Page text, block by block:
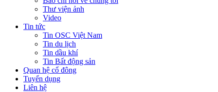
Thư viện ảnh
Video
Tin tức
Tin OSC Việt Nam
Tin du lịch
Tin dầu khí
Tin Bất động sản
Quan hệ cổ đông
Tuyển dụng
Liên hệ